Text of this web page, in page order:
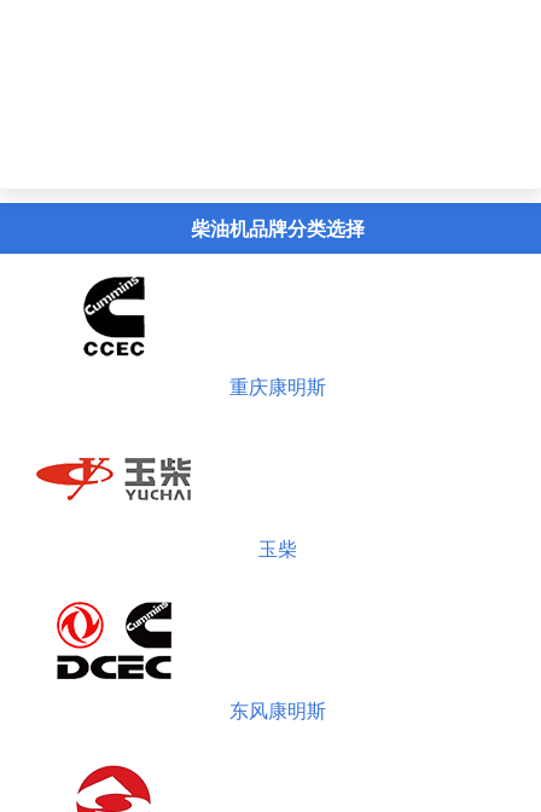
柴油机品牌分类选择
重庆康明斯
玉柴
东风康明斯